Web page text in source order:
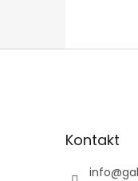
Kontakt
info@